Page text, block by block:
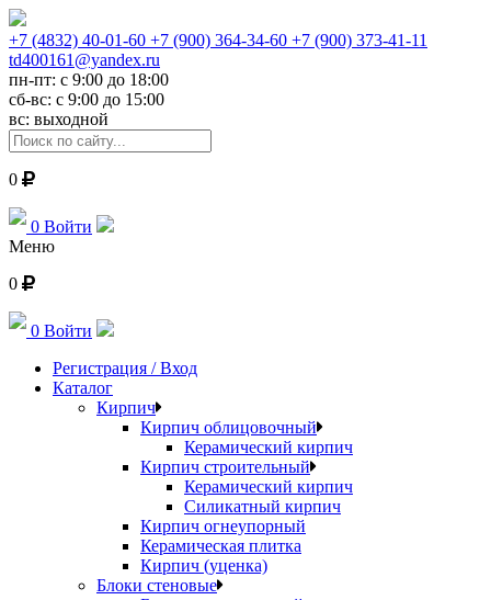
+7 (4832) 40-01-60 +7 (900) 364-34-60 +7 (900) 373-41-11
td400161@yandex.ru
пн-пт: с 9:00 до 18:00
сб-вс: с 9:00 до 15:00
вс: выходной
0
0 Войти
Меню
0
0 Войти
Регистрация / Вход
Каталог
Кирпич
Кирпич облицовочный
Керамический кирпич
Кирпич строительный
Керамический кирпич
Силикатный кирпич
Кирпич огнеупорный
Керамическая плитка
Кирпич (уценка)
Блоки стеновые